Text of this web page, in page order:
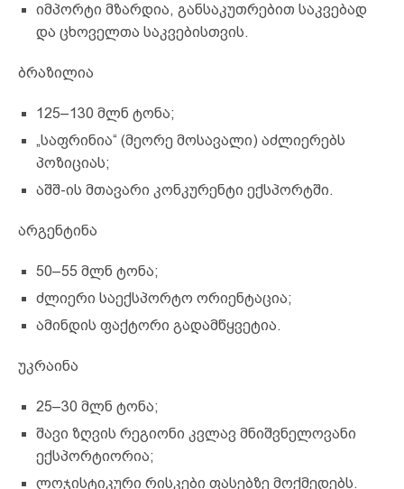
იმპორტი მზარდია, განსაკუთრებით საკვებად
და ცხოველთა საკვებისთვის.
ბრაზილია
125–130 მლნ ტონა;
„საფრინია“ (მეორე მოსავალი) აძლიერებს
პოზიციას;
აშშ-ის მთავარი კონკურენტი ექსპორტში.
არგენტინა
50–55 მლნ ტონა;
ძლიერი საექსპორტო ორიენტაცია;
ამინდის ფაქტორი გადამწყვეტია.
უკრაინა
25–30 მლნ ტონა;
შავი ზღვის რეგიონი კვლავ მნიშვნელოვანი
ექსპორტიორია;
ლოჯისტიკური რისკები ფასებზე მოქმედებს.